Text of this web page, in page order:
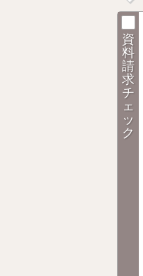
資
料
請
求
チ
ェ
ッ
ク